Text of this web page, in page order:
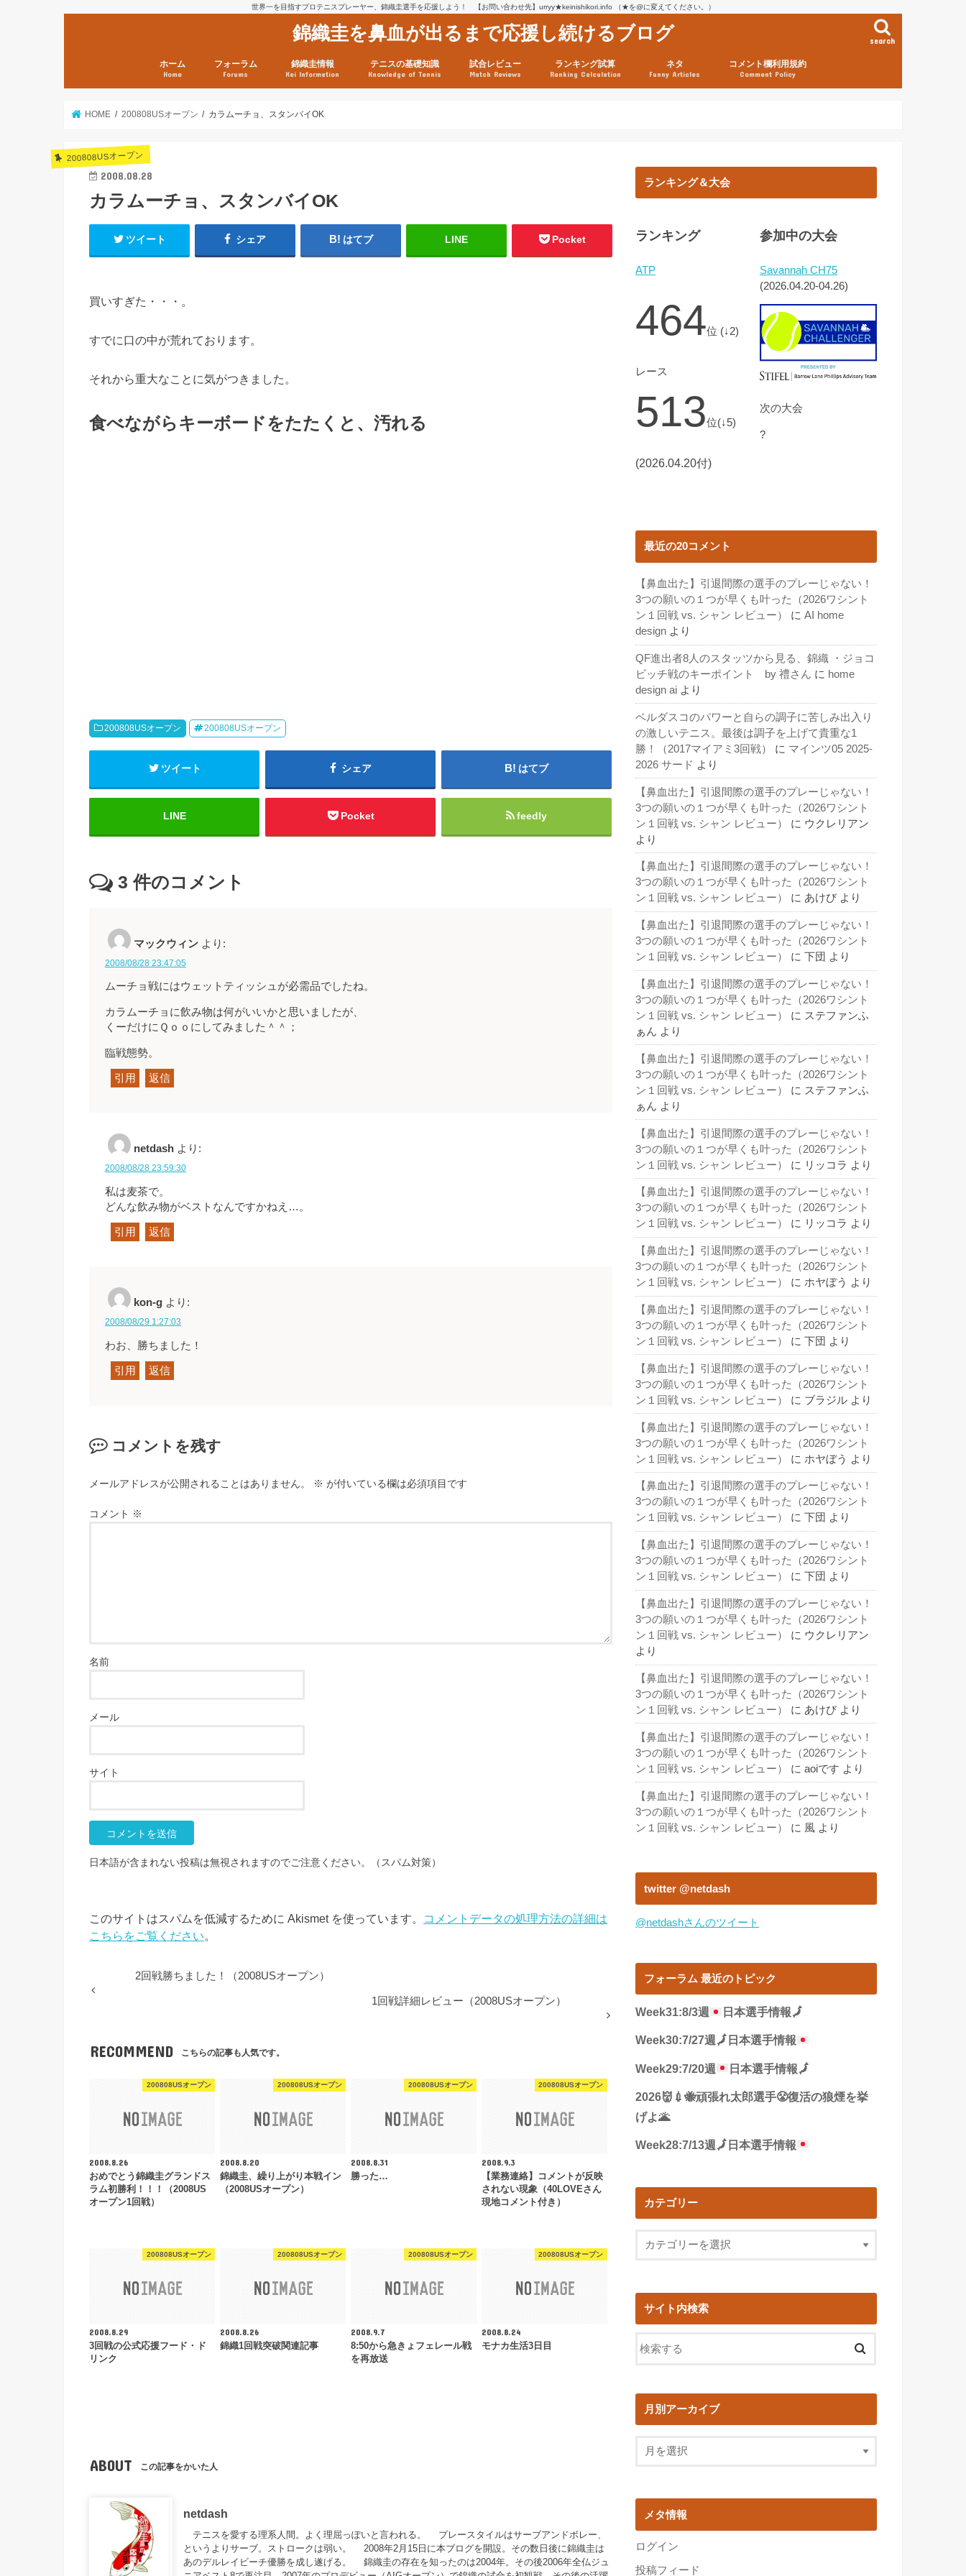
世界一を目指すプロテニスプレーヤー、錦織圭選手を応援しよう！ 【お問い合わせ先】urryy★keinishikori.info （★を@に変えてください。）
錦織圭を鼻血が出るまで応援し続けるブログ search
ホーム
Home
フォーラム
Forums
錦織圭情報
Kei Information
日現在）
点）
テニスの基礎知識
Knowledge of Tennis
試合レビュー
Match Reviews
ランキング試算
Ranking Calculation
ネタ
Funny Articles
コメント欄利用規約
Comment Policy
HOME 200808USオープン カラムーチョ、スタンバイOK
200808USオープン
2008.08.28
カラムーチョ、スタンバイOK
ツイート シェア はてブ LINE Pocket
買いすぎた・・・。
すでに口の中が荒れております。
それから重大なことに気がつきました。
食べながらキーボードをたたくと、汚れる
200808USオープン 200808USオープン
ツイート シェア はてブ
LINE Pocket feedly
3 件のコメント
マックウィン より:
2008/08/28 23:47:05
ムーチョ戦にはウェットティッシュが必需品でしたね。
カラムーチョに飲み物は何がいいかと思いましたが、
くーだけにＱｏｏにしてみました＾＾；
臨戦態勢。
引用 返信
netdash より:
2008/08/28 23:59:30
私は麦茶で。
どんな飲み物がベストなんですかねえ…。
引用 返信
kon-g より:
2008/08/29 1:27:03
わお、勝ちました！
引用 返信
コメントを残す
メールアドレスが公開されることはありません。 ※ が付いている欄は必須項目です
コメント ※
名前
メール
サイト
日本語が含まれない投稿は無視されますのでご注意ください。（スパム対策）
このサイトはスパムを低減するために Akismet を使っています。
コメントデータの処理方法の詳細は
こちらをご覧ください。
2回戦勝ちました！（2008USオープン）
1回戦詳細レビュー（2008USオープン）
RECOMMEND こちらの記事も人気です。
200808USオープン
2008.8.26
おめでとう錦織圭グランドス
ラム初勝利！！！（2008US
オープン1回戦）
200808USオープン
2008.8.20
錦織圭、繰り上がり本戦イン
（2008USオープン）
200808USオープン
2008.8.31
勝った…
200808USオープン
2008.9.3
【業務連絡】コメントが反映
されない現象（40LOVEさん
現地コメント付き）
200808USオープン
2008.8.29
3回戦の公式応援フード・ド
リンク
200808USオープン
2008.8.26
錦織1回戦突破関連記事
200808USオープン
2008.9.7
8:50から急きょフェレール戦
を再放送
200808USオープン
2008.8.24
モナカ生活3日目
ABOUT この記事をかいた人
netdash
テニスを愛する理系人間。よく理屈っぽいと言われる。 プレースタイルはサーブアンドボレー、
というよりサーブ。ストロークは弱い。 2008年2月15日に本ブログを開設。その数日後に錦織圭は
あのデルレイビーチ優勝を成し遂げる。 錦織圭の存在を知ったのは2004年。その後2006年全仏ジュ
ランキング＆大会
ランキング
ATP
464位 (↓2)
レース
513位(↓5)
(2026.04.20付)
参加中の大会
Savannah CH75
(2026.04.20-04.26)
次の大会
?
最近の20コメント
【鼻血出た】引退間際の選手のプレーじゃない！
3つの願いの１つが早くも叶った（2026ワシント
ン１回戦 vs. シャン レビュー）
に AI home
design より
QF進出者8人のスタッツから見る、錦織 ・ジョコ
ビッチ戦のキーポイント by 禮さん に home
design ai より
ベルダスコのパワーと自らの調子に苦しみ出入り
の激しいテニス。最後は調子を上げて貴重な1
勝！（2017マイアミ3回戦）
に マインツ05 2025-
2026 サード より
【鼻血出た】引退間際の選手のプレーじゃない！
3つの願いの１つが早くも叶った（2026ワシント
ン１回戦 vs. シャン レビュー）
に ウクレリアン
より
【鼻血出た】引退間際の選手のプレーじゃない！
3つの願いの１つが早くも叶った（2026ワシント
ン１回戦 vs. シャン レビュー）
に あけび より
【鼻血出た】引退間際の選手のプレーじゃない！
3つの願いの１つが早くも叶った（2026ワシント
ン１回戦 vs. シャン レビュー）
に 下団 より
【鼻血出た】引退間際の選手のプレーじゃない！
3つの願いの１つが早くも叶った（2026ワシント
ン１回戦 vs. シャン レビュー）
に ステファンふ
ぁん より
【鼻血出た】引退間際の選手のプレーじゃない！
3つの願いの１つが早くも叶った（2026ワシント
ン１回戦 vs. シャン レビュー）
に ステファンふ
ぁん より
【鼻血出た】引退間際の選手のプレーじゃない！
3つの願いの１つが早くも叶った（2026ワシント
ン１回戦 vs. シャン レビュー）
に リッコラ より
【鼻血出た】引退間際の選手のプレーじゃない！
3つの願いの１つが早くも叶った（2026ワシント
ン１回戦 vs. シャン レビュー）
に リッコラ より
【鼻血出た】引退間際の選手のプレーじゃない！
3つの願いの１つが早くも叶った（2026ワシント
ン１回戦 vs. シャン レビュー）
に ホヤぼう より
【鼻血出た】引退間際の選手のプレーじゃない！
3つの願いの１つが早くも叶った（2026ワシント
ン１回戦 vs. シャン レビュー）
に 下団 より
【鼻血出た】引退間際の選手のプレーじゃない！
3つの願いの１つが早くも叶った（2026ワシント
ン１回戦 vs. シャン レビュー）
に ブラジル より
【鼻血出た】引退間際の選手のプレーじゃない！
3つの願いの１つが早くも叶った（2026ワシント
ン１回戦 vs. シャン レビュー）
に ホヤぼう より
【鼻血出た】引退間際の選手のプレーじゃない！
3つの願いの１つが早くも叶った（2026ワシント
ン１回戦 vs. シャン レビュー）
に 下団 より
【鼻血出た】引退間際の選手のプレーじゃない！
3つの願いの１つが早くも叶った（2026ワシント
ン１回戦 vs. シャン レビュー）
に 下団 より
【鼻血出た】引退間際の選手のプレーじゃない！
3つの願いの１つが早くも叶った（2026ワシント
ン１回戦 vs. シャン レビュー）
に ウクレリアン
より
【鼻血出た】引退間際の選手のプレーじゃない！
3つの願いの１つが早くも叶った（2026ワシント
ン１回戦 vs. シャン レビュー）
に あけび より
【鼻血出た】引退間際の選手のプレーじゃない！
3つの願いの１つが早くも叶った（2026ワシント
ン１回戦 vs. シャン レビュー）
に aoiです より
【鼻血出た】引退間際の選手のプレーじゃない！
3つの願いの１つが早くも叶った（2026ワシント
ン１回戦 vs. シャン レビュー）
に 風 より
twitter @netdash
@netdashさんのツイート
フォーラム 最近のトピック
Week31:8/3週 日本選手情報🗾
Week30:7/27週🗾 日本選手情報
Week29:7/20週 日本選手情報🗾
2026👹💉🐝頑張れ太郎選手😤復活の狼煙を挙
げよ🌋
Week28:7/13週 🗾 日本選手情報
カテゴリー
サイト内検索
月別アーカイブ
メタ情報
ログイン
投稿フィード